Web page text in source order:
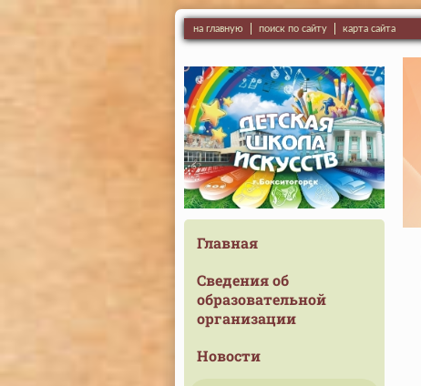
на главную поиск по сайту карта сайта
Главная
Сведения об
образовательной
организации
Новости